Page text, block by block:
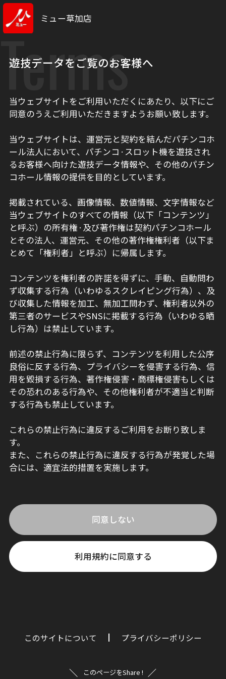
ミュー草加店
Terms
遊技データをご覧のお客様へ
当ウェブサイトをご利用いただくにあたり、以下にご
同意のうえご利用いただきますようお願い致します。
当ウェブサイトは、運営元と契約を結んだパチンコホ
ール法人において、パチンコ·スロット機を遊技され
るお客様へ向けた遊技データ情報や、その他のパチン
コホール情報の提供を目的としています。
掲載されている、画像情報、数値情報、文字情報など
当ウェブサイトのすべての情報（以下「コンテンツ」
と呼ぶ）の所有権·及び著作権は契約パチンコホール
とその法人、運営元、その他の著作権権利者（以下ま
とめて「権利者」と呼ぶ）に帰属します。
コンテンツを権利者の許諾を得ずに、手動、自動問わ
ず収集する行為（いわゆるスクレイピング行為）、及
び収集した情報を加工、無加工問わず、権利者以外の
第三者のサービスやSNSに掲載する行為（いわゆる晒
し行為）は禁止しています。
前述の禁止行為に限らず、コンテンツを利用した公序
良俗に反する行為、プライバシーを侵害する行為、信
用を毀損する行為、著作権侵害・商標権侵害もしくは
その恐れのある行為や、その他権利者が不適当と判断
する行為も禁止しています。
これらの禁止行為に違反するご利用をお断り致しま
す。
また、これらの禁止行為に違反する行為が発覚した場
合には、適宜法的措置を実施します。
同意しない
利用規約に同意する
このサイトについて プライバシーポリシー
このページをShare !